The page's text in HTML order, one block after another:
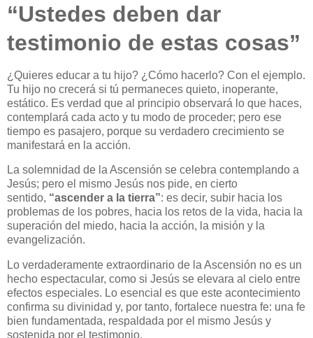
“Ustedes deben dar
testimonio de estas cosas”
¿Quieres educar a tu hijo? ¿Cómo hacerlo? Con el ejemplo.
Tu hijo no crecerá si tú permaneces quieto, inoperante,
estático. Es verdad que al principio observará lo que haces,
contemplará cada acto y tu modo de proceder; pero ese
tiempo es pasajero, porque su verdadero crecimiento se
manifestará en la acción.
La solemnidad de la Ascensión se celebra contemplando a
Jesús; pero el mismo Jesús nos pide, en cierto
sentido, “ascender a la tierra”: es decir, subir hacia los
problemas de los pobres, hacia los retos de la vida, hacia la
superación del miedo, hacia la acción, la misión y la
evangelización.
Lo verdaderamente extraordinario de la Ascensión no es un
hecho espectacular, como si Jesús se elevara al cielo entre
efectos especiales. Lo esencial es que este acontecimiento
confirma su divinidad y, por tanto, fortalece nuestra fe: una fe
bien fundamentada, respaldada por el mismo Jesús y
sostenida por el testimonio.